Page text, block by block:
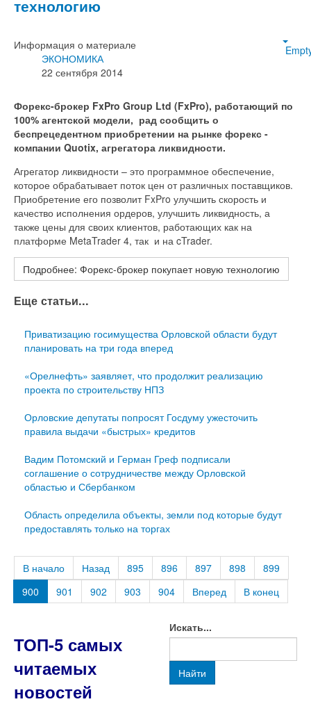
технологию
Информация о материале
ЭКОНОМИКА
22 сентября 2014
Форекс-брокер FxPro Group Ltd (FxPro), работающий по
100% агентской модели, рад сообщить о
беспрецедентном приобретении на рынке форекс -
компании Quotix, агрегатора ликвидности.
Агрегатор ликвидности – это программное обеспечение,
которое обрабатывает поток цен от различных поставщиков.
Приобретение его позволит FxPro улучшить скорость и
качество исполнения ордеров, улучшить ликвидность, а
также цены для своих клиентов, работающих как на
платформе MetaTrader 4, так и на cTrader.
Подробнее: Форекс-брокер покупает новую технологию
Еще статьи...
Приватизацию госимущества Орловской области будут
планировать на три года вперед
«Орелнефть» заявляет, что продолжит реализацию
проекта по строительству НПЗ
Орловские депутаты попросят Госдуму ужесточить
правила выдачи «быстрых» кредитов
Вадим Потомский и Герман Греф подписали
соглашение о сотрудничестве между Орловской
областью и Сбербанком
Область определила объекты, земли под которые будут
предоставлять только на торгах
В начало Назад 895 896 897 898
899
900
901 902 903 904 Вперед В конец
ТОП-5 самых
читаемых
новостей
Искать...
Найти